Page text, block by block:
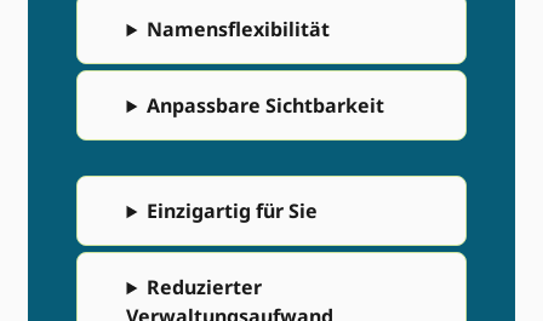
Namensflexibilität
Anpassbare Sichtbarkeit
Einzigartig für Sie
Reduzierter